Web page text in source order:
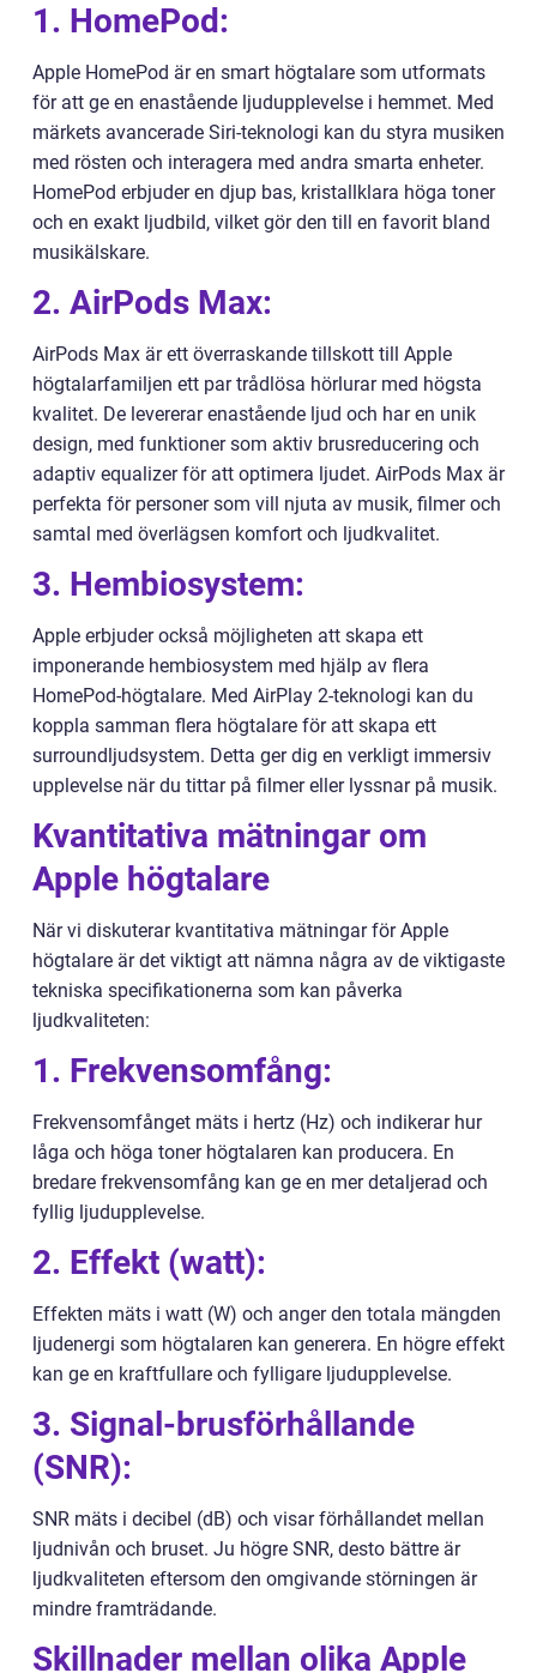
1. HomePod:
Apple HomePod är en smart högtalare som utformats
för att ge en enastående ljudupplevelse i hemmet. Med
märkets avancerade Siri-teknologi kan du styra musiken
med rösten och interagera med andra smarta enheter.
HomePod erbjuder en djup bas, kristallklara höga toner
och en exakt ljudbild, vilket gör den till en favorit bland
musikälskare.
2. AirPods Max:
AirPods Max är ett överraskande tillskott till Apple
högtalarfamiljen ett par trådlösa hörlurar med högsta
kvalitet. De levererar enastående ljud och har en unik
design, med funktioner som aktiv brusreducering och
adaptiv equalizer för att optimera ljudet. AirPods Max är
perfekta för personer som vill njuta av musik, filmer och
samtal med överlägsen komfort och ljudkvalitet.
3. Hembiosystem:
Apple erbjuder också möjligheten att skapa ett
imponerande hembiosystem med hjälp av flera
HomePod-högtalare. Med AirPlay 2-teknologi kan du
koppla samman flera högtalare för att skapa ett
surroundljudsystem. Detta ger dig en verkligt immersiv
upplevelse när du tittar på filmer eller lyssnar på musik.
Kvantitativa mätningar om
Apple högtalare
När vi diskuterar kvantitativa mätningar för Apple
högtalare är det viktigt att nämna några av de viktigaste
tekniska specifikationerna som kan påverka
ljudkvaliteten:
1. Frekvensomfång:
Frekvensomfånget mäts i hertz (Hz) och indikerar hur
låga och höga toner högtalaren kan producera. En
bredare frekvensomfång kan ge en mer detaljerad och
fyllig ljudupplevelse.
2. Effekt (watt):
Effekten mäts i watt (W) och anger den totala mängden
ljudenergi som högtalaren kan generera. En högre effekt
kan ge en kraftfullare och fylligare ljudupplevelse.
3. Signal-brusförhållande
(SNR):
SNR mäts i decibel (dB) och visar förhållandet mellan
ljudnivån och bruset. Ju högre SNR, desto bättre är
ljudkvaliteten eftersom den omgivande störningen är
mindre framträdande.
Skillnader mellan olika Apple